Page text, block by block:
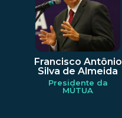
Francisco Antônio
Silva de Almeida
Presidente da
MÚTUA